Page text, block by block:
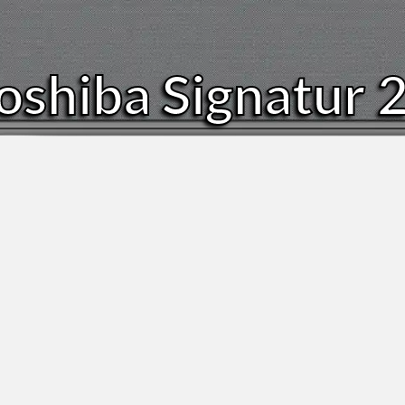
Signatur